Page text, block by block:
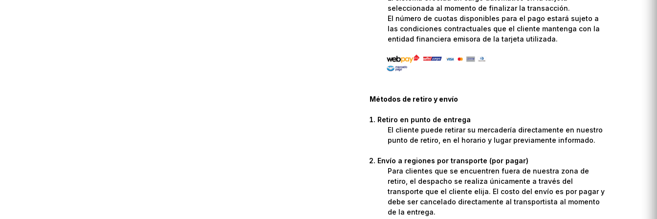
seleccionada al momento de finalizar la transacción.
El número de cuotas disponibles para el pago estará sujeto a
las condiciones contractuales que el cliente mantenga con la
entidad financiera emisora de la tarjeta utilizada.
Métodos de retiro y envío
Retiro en punto de entrega
El cliente puede retirar su mercadería directamente en nuestro
punto de retiro, en el horario y lugar previamente informado.
Envío a regiones por transporte (por pagar)
Para clientes que se encuentren fuera de nuestra zona de
retiro, el despacho se realiza únicamente a través del
transporte que el cliente elija. El costo del envío es por pagar y
debe ser cancelado directamente al transportista al momento
de la entrega.